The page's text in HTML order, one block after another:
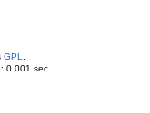
GPL.
0.001 sec.